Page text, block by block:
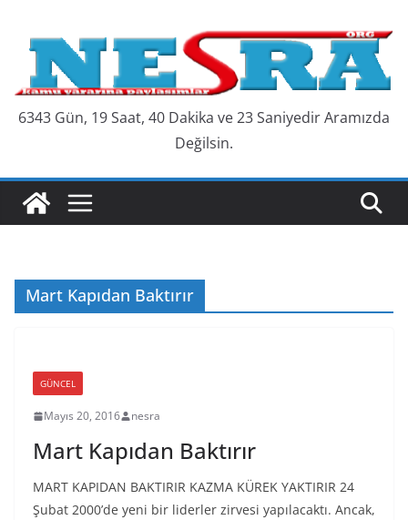
content
6343 Gün, 19 Saat, 40 Dakika ve 23 Saniyedir Aramızda
Değilsin.
Mart Kapıdan Baktırır
GÜNCEL
Mayıs 20, 2016 nesra
Mart Kapıdan Baktırır
MART KAPIDAN BAKTIRIR KAZMA KÜREK YAKTIRIR 24
Şubat 2000’de yeni bir liderler zirvesi yapılacaktı. Ancak,